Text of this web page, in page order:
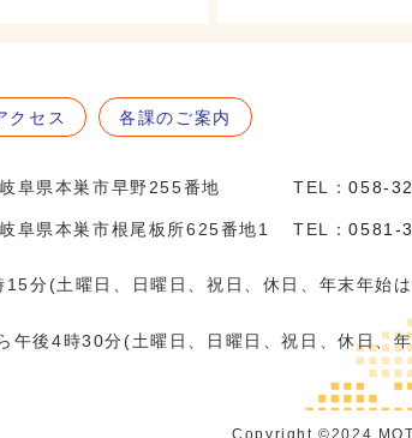
クセス 各課のご案内
県本巣市早野255番地 TEL：058-
県本巣市根尾板所625番地1 TEL：0581-
分(土曜日、日曜日、祝日、休日、年末年始
後4時30分(土曜日、日曜日、祝日、休日、
Copyright ©️2024